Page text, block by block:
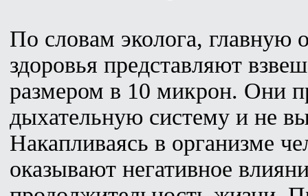
По словам эколога, главную
здоровья представляют
размером в 10 микрон. Они
дыхательную систему и не
Накапливаясь в организме
оказывают негативное